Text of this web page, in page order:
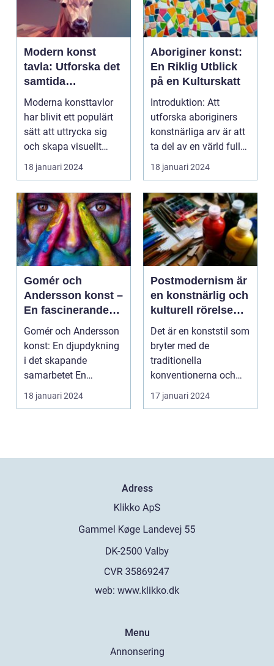
Modern konst
tavla: Utforska det
samtida
konstlandskapet
Moderna konsttavlor
har blivit ett populärt
sätt att uttrycka sig
och skapa visuellt
engagerande kon...
18 januari 2024
Aboriginer konst:
En Riklig Utblick
på en Kulturskatt
Introduktion: Att
utforska aboriginers
konstnärliga arv är att
ta del av en värld full
av rikedom oc...
18 januari 2024
Gomér och
Andersson konst –
En fascinerande
utforskning av det
kreativa
samarbetet
Gomér och Andersson
konst: En djupdykning
i det skapande
samarbetet En
övergripande, grundlig
över...
18 januari 2024
Postmodernism är
en konstnärlig och
kulturell rörelse
som började ta
form under 1960-
talet och fortsatte
att växa i
de kommande
årtiondena
Det är en konststil som
bryter med de
traditionella
konventionerna och
utmanar den
etablerade normen...
17 januari 2024
Adress
web: www.klikko.dk
Menu
Annonsering